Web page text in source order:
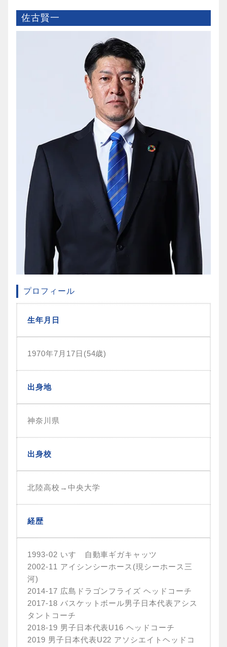
佐古賢一
プロフィール
生年月日
1970年7月17日(54歳)
出身地
神奈川県
出身校
北陸高校→中央大学
経歴
1993-02 いすゞ自動車ギガキャッツ
2002-11 アイシンシーホース(現シーホース三
河)
2014-17 広島ドラゴンフライズ ヘッドコーチ
2017-18 バスケットボール男子日本代表アシス
タントコーチ
2018-19 男子日本代表U16 ヘッドコーチ
2019 男子日本代表U22 アソシエイトヘッドコ